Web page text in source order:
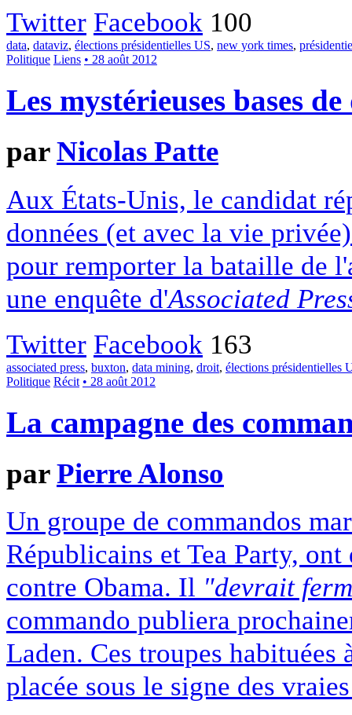
Twitter Facebook 100
data, dataviz, élections présidentielles US, new york times,
Politique Liens • 28 août 2012
Les mystérieuses bases
parNicolas Patte
Aux États-Unis, le candidat
données (et avec la vie
pour remporter la bataille de
une enquête d'Associated
Twitter Facebook 163
associated press, buxton, data mining, droit, élections présidentielles
Politique Récit • 28 août 2012
La campagne des
parPierre Alonso
Un groupe de commandos
Républicains et Tea Party,
contre Obama. Il "devrait
commando publiera
Laden. Ces troupes
placée sous le signe des